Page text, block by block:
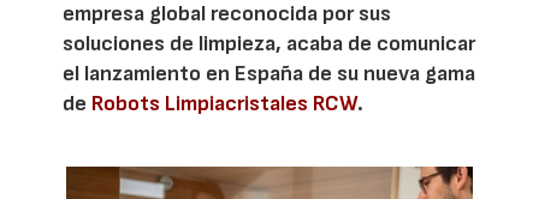
empresa global reconocida por sus
soluciones de limpieza, acaba de comunicar
el lanzamiento en España de su nueva gama
de Robots Limpiacristales RCW.